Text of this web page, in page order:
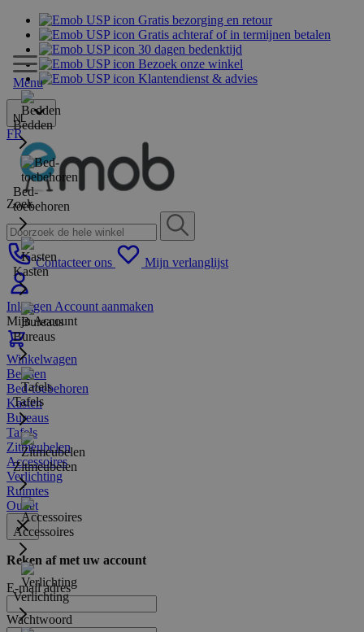
Gratis bezorging en retour
Gratis achteraf of in termijnen betalen
30 dagen bedenktijd
Bezoek onze winkel
Klantendienst & advies
NL
FR
Zoek
Contacteer ons Mijn verlanglijst
Inloggen Account aanmaken
Mijn Account
Winkelwagen
Menu
Bedden
Bed-
toebehoren
Kasten
Bureaus
Tafels
Zitmeubelen
Accessoires
Verlichting
Bedden
Bed-toebehoren
Kasten
Bureaus
Tafels
Zitmeubelen
Accessoires
Verlichting
Ruimtes
Outlet
Reken af met uw account
E-mail adres
Wachtwoord